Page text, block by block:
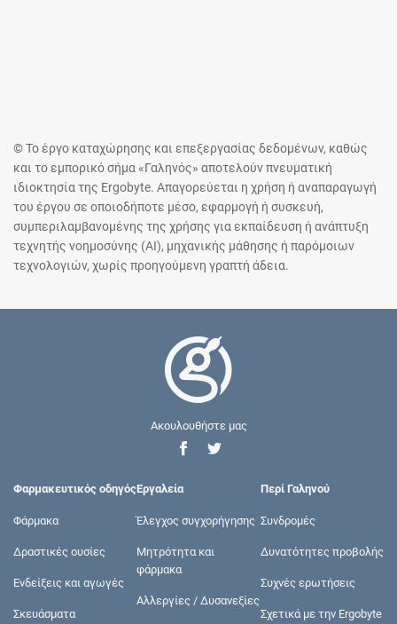
© Το έργο καταχώρησης και επεξεργασίας δεδομένων, καθώς
και το εμπορικό σήμα «Γαληνός» αποτελούν πνευματική
ιδιοκτησία της Ergobyte. Απαγορεύεται η χρήση ή αναπαραγωγή
του έργου σε οποιοδήποτε μέσο, εφαρμογή ή συσκευή,
συμπεριλαμβανομένης της χρήσης για εκπαίδευση ή ανάπτυξη
τεχνητής νοημοσύνης (AI), μηχανικής μάθησης ή παρόμοιων
τεχνολογιών, χωρίς προηγούμενη γραπτή άδεια.
Ακουλουθήστε μας
Φαρμακευτικός οδηγός
Φάρμακα
Δραστικές ουσίες
Ενδείξεις και αγωγές
Σκευάσματα
Εργαλεία
Έλεγχος συγχορήγησης
Μητρότητα και
φάρμακα
Αλλεργίες / Δυσανεξίες
Περί Γαληνού
Συνδρομές
Δυνατότητες προβολής
Συχνές ερωτήσεις
Σχετικά με την Ergobyte